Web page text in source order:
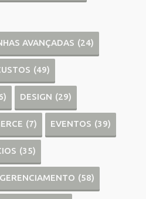
AVANÇADAS (24)
(49)
DESIGN (29)
(7) EVENTOS (39)
(35)
GERENCIAMENTO (58)